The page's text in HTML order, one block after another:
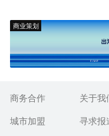
商业策划
商务合作 关于我
城市加盟
寻求报